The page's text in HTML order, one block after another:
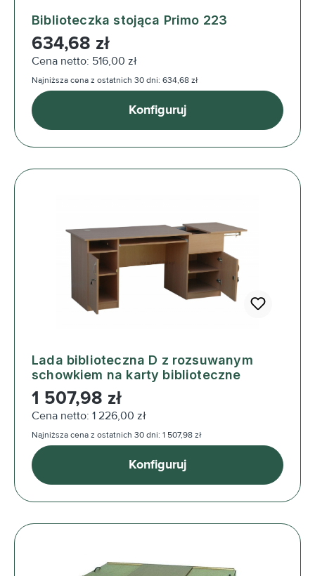
Biblioteczka stojąca Primo 223
Cena regularna:
634,68 zł
Cena netto: 516,00 zł
Najniższa cena z ostatnich 30 dni: 634,68 zł
Konfiguruj
Lada biblioteczna D z rozsuwanym
schowkiem na karty biblioteczne
Cena regularna:
1 507,98 zł
Cena netto: 1 226,00 zł
Najniższa cena z ostatnich 30 dni: 1 507,98 zł
Konfiguruj